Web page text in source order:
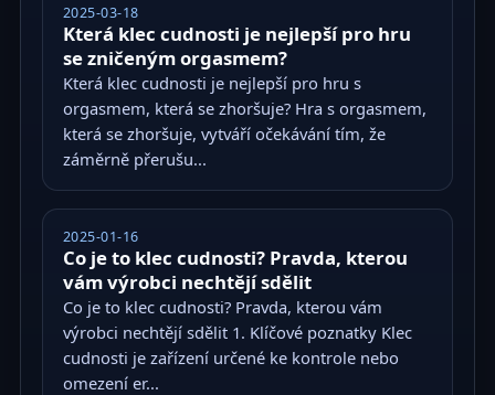
2025-03-18
Která klec cudnosti je nejlepší pro hru
se zničeným orgasmem?
Která klec cudnosti je nejlepší pro hru s
orgasmem, která se zhoršuje? Hra s orgasmem,
která se zhoršuje, vytváří očekávání tím, že
záměrně přerušu...
2025-01-16
Co je to klec cudnosti? Pravda, kterou
vám výrobci nechtějí sdělit
Co je to klec cudnosti? Pravda, kterou vám
výrobci nechtějí sdělit 1. Klíčové poznatky Klec
cudnosti je zařízení určené ke kontrole nebo
omezení er...